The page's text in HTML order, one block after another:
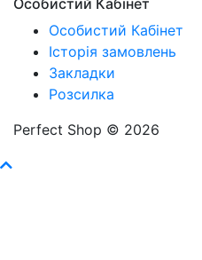
Особистий Кабінет
Історія замовлень
Закладки
Розсилка
Perfect Shop © 2026